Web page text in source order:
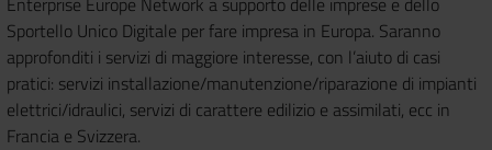
Sportello Unico Digitale per fare impresa in Europa. Saranno
approfonditi i servizi di maggiore interesse, con l’aiuto di casi
pratici: servizi installazione/manutenzione/riparazione di impianti
elettrici/idraulici, servizi di carattere edilizio e assimilati, ecc in
Francia e Svizzera.